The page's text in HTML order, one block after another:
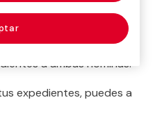
que van a ser
bancarios de las
a ambas nóminas.
expedientes, puedes a